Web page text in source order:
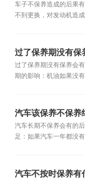
车子不保养造成的后果
不到更换，对发动机造
过了保养期没有保
过了保养期没有保养会
期的影响：机油如果没有
汽车该保养不保养
果？
汽车长期不保养会有的
足：如果汽车一年都没有
汽车不按时保养有